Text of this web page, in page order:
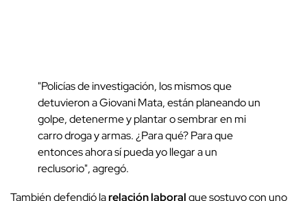
"Policías de investigación, los mismos que
detuvieron a Giovani Mata, están planeando un
golpe, detenerme y plantar o sembrar en mi
carro droga y armas. ¿Para qué? Para que
entonces ahora sí pueda yo llegar a un
reclusorio", agregó.
También defendió larelación laboralque sostuvo con uno